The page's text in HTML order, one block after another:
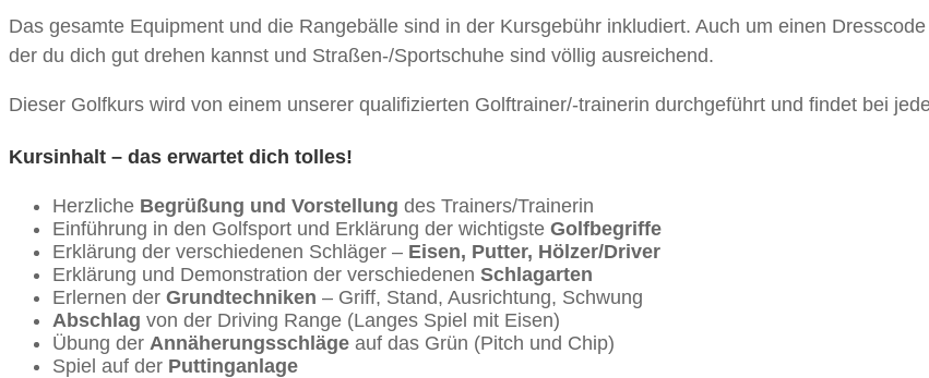
Das gesamte Equipment und die Rangebälle sind in der Kursgebühr inkludiert. Auch um einen
der du dich gut drehen kannst und Straßen-/Sportschuhe sind völlig ausreichend.
Dieser Golfkurs wird von einem unserer qualifizierten Golftrainer/-trainerin durchgeführt und findet bei
Kursinhalt – das erwartet dich tolles!
Herzliche Begrüßung und Vorstellung des Trainers/Trainerin
Einführung in den Golfsport und Erklärung der wichtigste Golfbegriffe
Erklärung der verschiedenen Schläger – Eisen, Putter, Hölzer/Driver
Erklärung und Demonstration der verschiedenen Schlagarten
Erlernen der Grundtechniken – Griff, Stand, Ausrichtung, Schwung
Abschlag von der Driving Range (Langes Spiel mit Eisen)
Übung der Annäherungsschläge auf das Grün (Pitch und Chip)
Spiel auf der Puttinganlage